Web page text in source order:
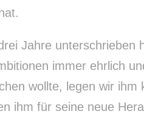
Jahre unterschrieben
immer ehrlich
wollte, legen wir ihm
ihm für seine neue